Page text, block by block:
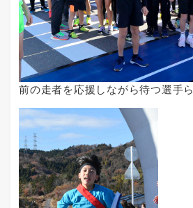
前の走者を応援しながら待つ選手ら